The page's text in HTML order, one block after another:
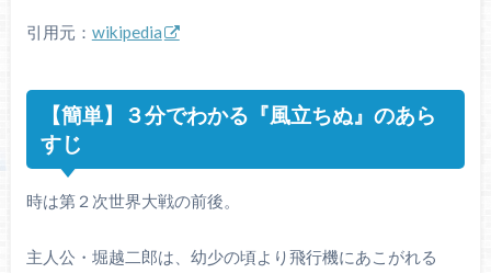
引用元： wikipedia
【簡単】３分でわかる『風立ちぬ』のあら
すじ
時は第２次世界大戦の前後。
主人公・堀越二郎は、幼少の頃より飛行機にあこがれる